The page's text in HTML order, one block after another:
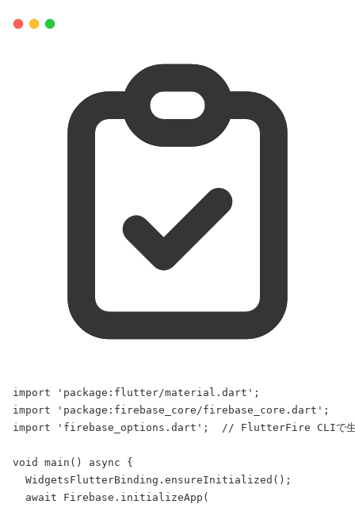
import 'package:flutter/material.dart' ;
import
'package:firebase_core/firebase_core.dart' ;
import
'firebase_options.dart' ; // FlutterFire CLIで生成
void main () async {
WidgetsFlutterBinding . ensureInitialized ();
await
Firebase . initializeApp (